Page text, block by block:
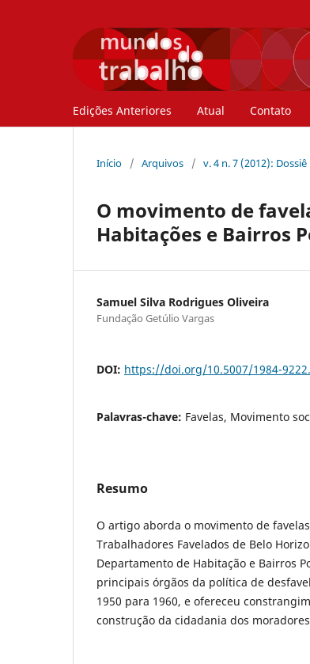
Edições Anteriores Atual Contato
Início / Arquivos / v. 4 n. 7 (2012):
O movimento de
Habitações e Bairros
Samuel Silva Rodrigues Oliveira
Fundação Getúlio Vargas
DOI: https://doi.org/10.5007/1984-
Palavras-chave: Favelas, Movimento
Resumo
O artigo aborda o movimento de
Trabalhadores Favelados de Belo
Departamento de Habitação e Bairros
principais órgãos da política de
1950 para 1960, e ofereceu
construção da cidadania dos